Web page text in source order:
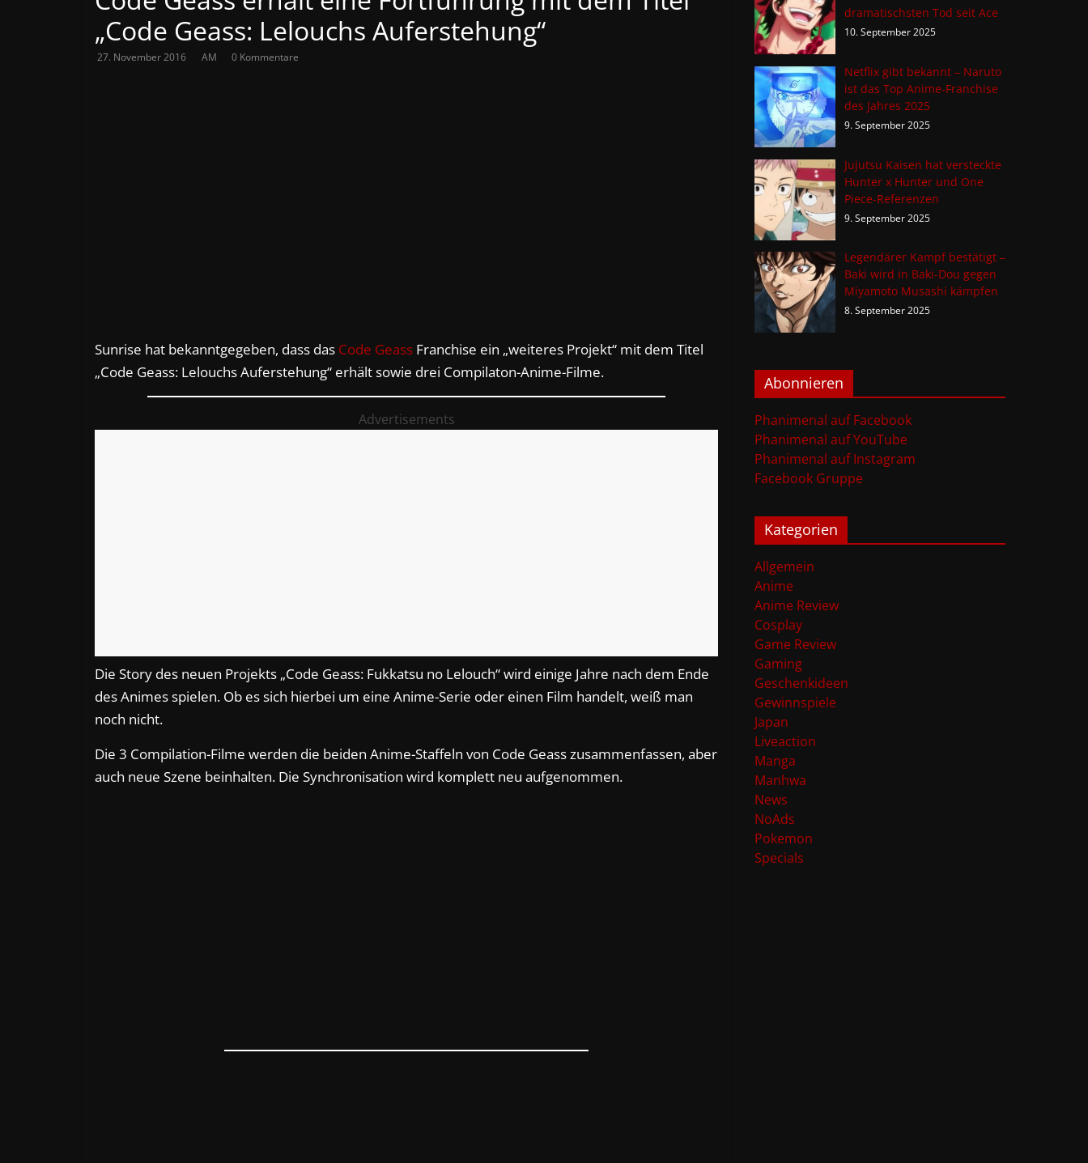
„Code Geass: Lelouchs Auferstehung“
27. November 2016 AM 0 Kommentare
Sunrise hat bekanntgegeben, dass das Code Geass Franchise ein „weiteres Projekt“ mit dem Titel
„Code Geass: Lelouchs Auferstehung“ erhält sowie drei Compilaton-Anime-Filme.
Advertisements
Die Story des neuen Projekts „Code Geass: Fukkatsu no Lelouch“ wird einige Jahre nach dem Ende
des Animes spielen. Ob es sich hierbei um eine Anime-Serie oder einen Film handelt, weiß man
noch nicht.
Die 3 Compilation-Filme werden die beiden Anime-Staffeln von Code Geass zusammenfassen, aber
auch neue Szene beinhalten. Die Synchronisation wird komplett neu aufgenommen.
dramatischsten Tod seit Ace
10. September 2025
Netflix gibt bekannt – Naruto
ist das Top Anime-Franchise
des Jahres 2025
9. September 2025
Jujutsu Kaisen hat versteckte
Hunter x Hunter und One
Piece-Referenzen
9. September 2025
Legendärer Kampf bestätigt –
Baki wird in Baki-Dou gegen
Miyamoto Musashi kämpfen
8. September 2025
Abonnieren
Phanimenal auf Facebook
Phanimenal auf YouTube
Phanimenal auf Instagram
Facebook Gruppe
Kategorien
Allgemein
Anime
Anime Review
Cosplay
Game Review
Gaming
Geschenkideen
Gewinnspiele
Japan
Liveaction
Manga
Manhwa
News
NoAds
Pokemon
Specials